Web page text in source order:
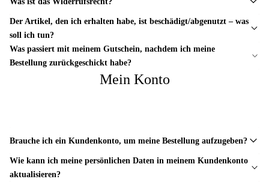
Der Artikel, den ich erhalten habe, ist beschädigt/abgenutzt – was
soll ich tun?
Was passiert mit meinem Gutschein, nachdem ich meine
Bestellung zurückgeschickt habe?
Mein Konto
Brauche ich ein Kundenkonto, um meine Bestellung aufzugeben?
Wie kann ich meine persönlichen Daten in meinem Kundenkonto
aktualisieren?